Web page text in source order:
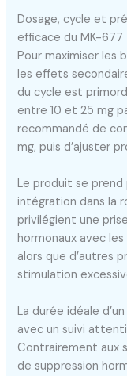
Dosage, cycle et
efficace du MK-677
Pour maximiser les
les effets
du cycle est
entre 10 et 25 mg
recommandé de
mg, puis d’ajuster
Le produit se prend
intégration dans la
privilégient une
hormonaux avec
alors que d’autres
stimulation
La durée idéale
avec un suivi
Contrairement aux
de suppression